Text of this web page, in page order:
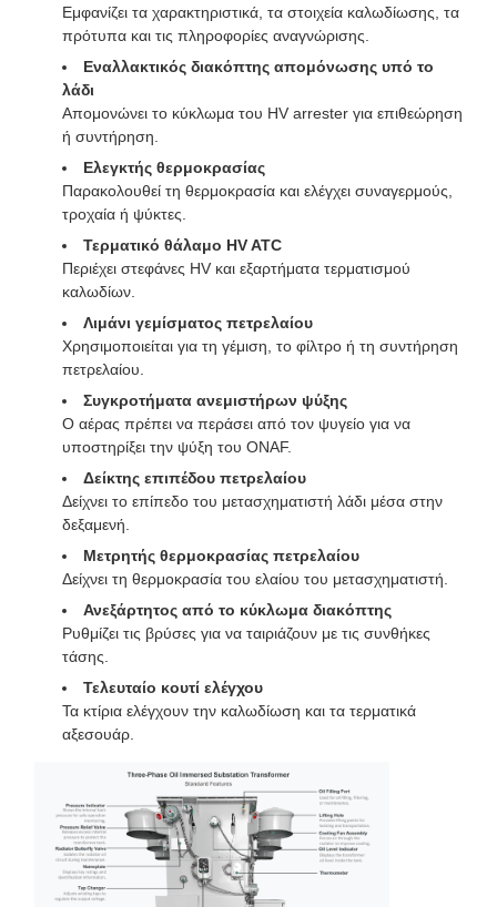
Εμφανίζει τα χαρακτηριστικά, τα στοιχεία καλωδίωσης, τα
πρότυπα και τις πληροφορίες αναγνώρισης.
Εναλλακτικός διακόπτης απομόνωσης υπό το
λάδι
Απομονώνει το κύκλωμα του HV arrester για επιθεώρηση
ή συντήρηση.
Ελεγκτής θερμοκρασίας
Παρακολουθεί τη θερμοκρασία και ελέγχει συναγερμούς,
τροχαία ή ψύκτες.
Τερματικό θάλαμο HV ATC
Περιέχει στεφάνες HV και εξαρτήματα τερματισμού
καλωδίων.
Λιμάνι γεμίσματος πετρελαίου
Χρησιμοποιείται για τη γέμιση, το φίλτρο ή τη συντήρηση
πετρελαίου.
Συγκροτήματα ανεμιστήρων ψύξης
Ο αέρας πρέπει να περάσει από τον ψυγείο για να
υποστηρίξει την ψύξη του ONAF.
Δείκτης επιπέδου πετρελαίου
Δείχνει το επίπεδο του μετασχηματιστή λάδι μέσα στην
δεξαμενή.
Μετρητής θερμοκρασίας πετρελαίου
Δείχνει τη θερμοκρασία του ελαίου του μετασχηματιστή.
Ανεξάρτητος από το κύκλωμα διακόπτης
Ρυθμίζει τις βρύσες για να ταιριάζουν με τις συνθήκες
τάσης.
Τελευταίο κουτί ελέγχου
Τα κτίρια ελέγχουν την καλωδίωση και τα τερματικά
αξεσουάρ.